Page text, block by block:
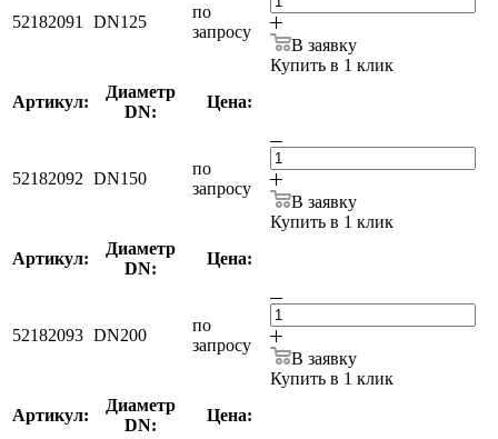
52182091 DN125
по
запросу
В заявку
Купить в 1 клик
Артикул:
Диаметр
DN:
Цена:
52182092 DN150
по
запросу
В заявку
Купить в 1 клик
Артикул:
Диаметр
DN:
Цена:
52182093 DN200
по
запросу
В заявку
Купить в 1 клик
Артикул:
Диаметр
DN:
Цена: